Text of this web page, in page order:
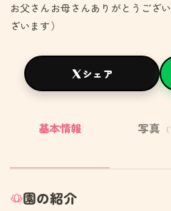
お父さんお母さんありがとうござ
ざいます）
シェア
基本情報 写真
園の紹介